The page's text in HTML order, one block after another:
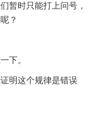
暂时只能打上问号，
？
下。
明这个规律是错误